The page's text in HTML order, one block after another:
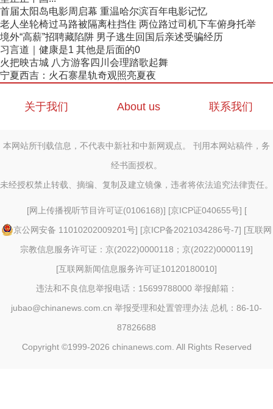
首届太阳岛电影周启幕 重温哈尔滨百年电影记忆
老人坐轮椅过马路被隔离柱挡住 两位路过司机下车俯身托举
境外“高薪”招聘藏陷阱 男子逃生回国后亲述受骗经历
习言道｜健康是1 其他是后面的0
火把映古城 八方游客四川会理踏歌起舞
宁夏西吉：火石寨星轨奇观照亮夏夜
关于我们 About us 联系我们
本网站所刊载信息，不代表中新社和中新网观点。 刊用本网站稿件，务
经书面授权。
未经授权禁止转载、摘编、复制及建立镜像，违者将依法追究法律责任。
[网上传播视听节目许可证(0106168)] [京ICP证040655号] [
京公网安备 11010202009201号] [京ICP备2021034286号-7] [互联网
宗教信息服务许可证：京(2022)0000118；京(2022)0000119]
[互联网新闻信息服务许可证10120180010]
违法和不良信息举报电话：15699788000 举报邮箱：
jubao@chinanews.com.cn 举报受理和处置管理办法 总机：86-10-
87826688
Copyright ©1999-2026 chinanews.com. All Rights Reserved